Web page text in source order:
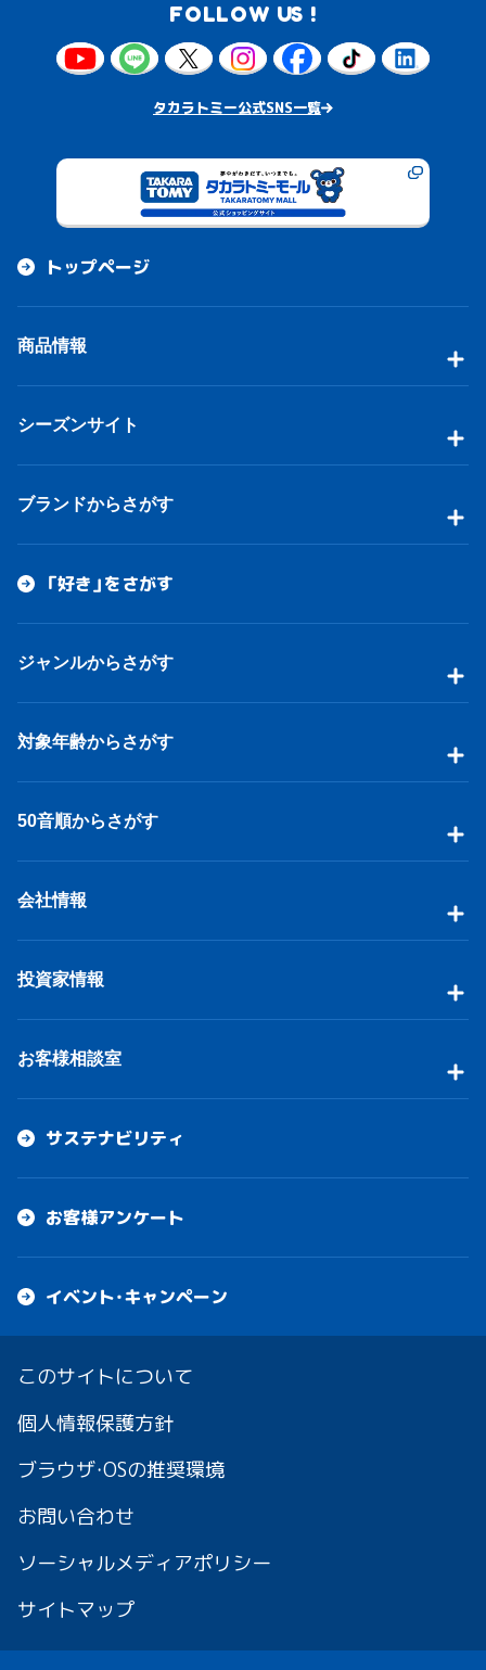
FOLLOW US !
タカラトミー公式SNS一覧
トップページ
商品情報
シーズンサイト
ブランドからさがす
「好き」をさがす
ジャンルからさがす
対象年齢からさがす
50音順からさがす
会社情報
投資家情報
お客様相談室
サステナビリティ
お客様アンケート
イベント・キャンペーン
このサイトについて
個人情報保護方針
ブラウザ・OSの推奨環境
お問い合わせ
ソーシャルメディアポリシー
サイトマップ